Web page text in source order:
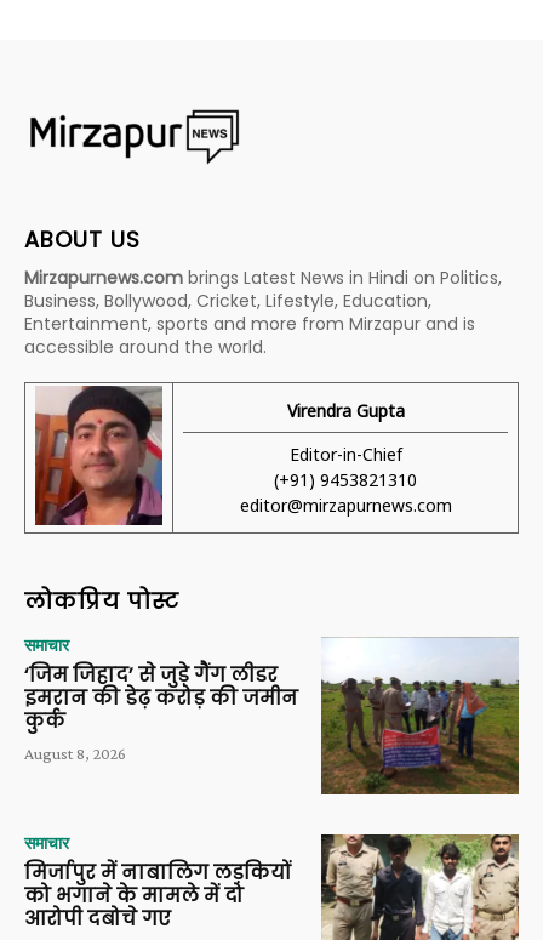
ABOUT US
Mirzapurnews.com brings Latest News in Hindi on Politics,
Business, Bollywood, Cricket, Lifestyle, Education,
Entertainment, sports and more from Mirzapur and is
accessible around the world.
Virendra Gupta
Editor-in-Chief
(+91) 9453821310
editor@mirzapurnews.com
लोकप्रिय पोस्ट
समाचार
‘जिम जिहाद’ से जुड़े गैंग लीडर
इमरान की डेढ़ करोड़ की जमीन
कुर्क
August 8, 2026
समाचार
मिर्जापुर में नाबालिग लड़कियों
को भगाने के मामले में दो
आरोपी दबोचे गए